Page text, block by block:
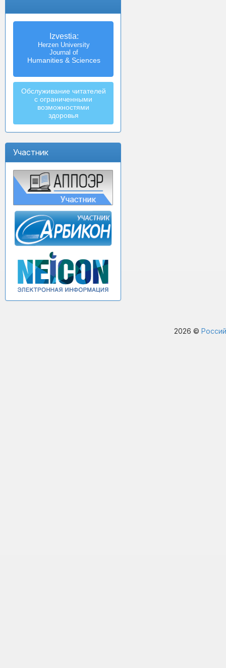
Izvestia:
Herzen University
Journal of
Humanities & Sciences
Обслуживание читателей
с ограниченными
возможностями
здоровья
Участник
2026 ©